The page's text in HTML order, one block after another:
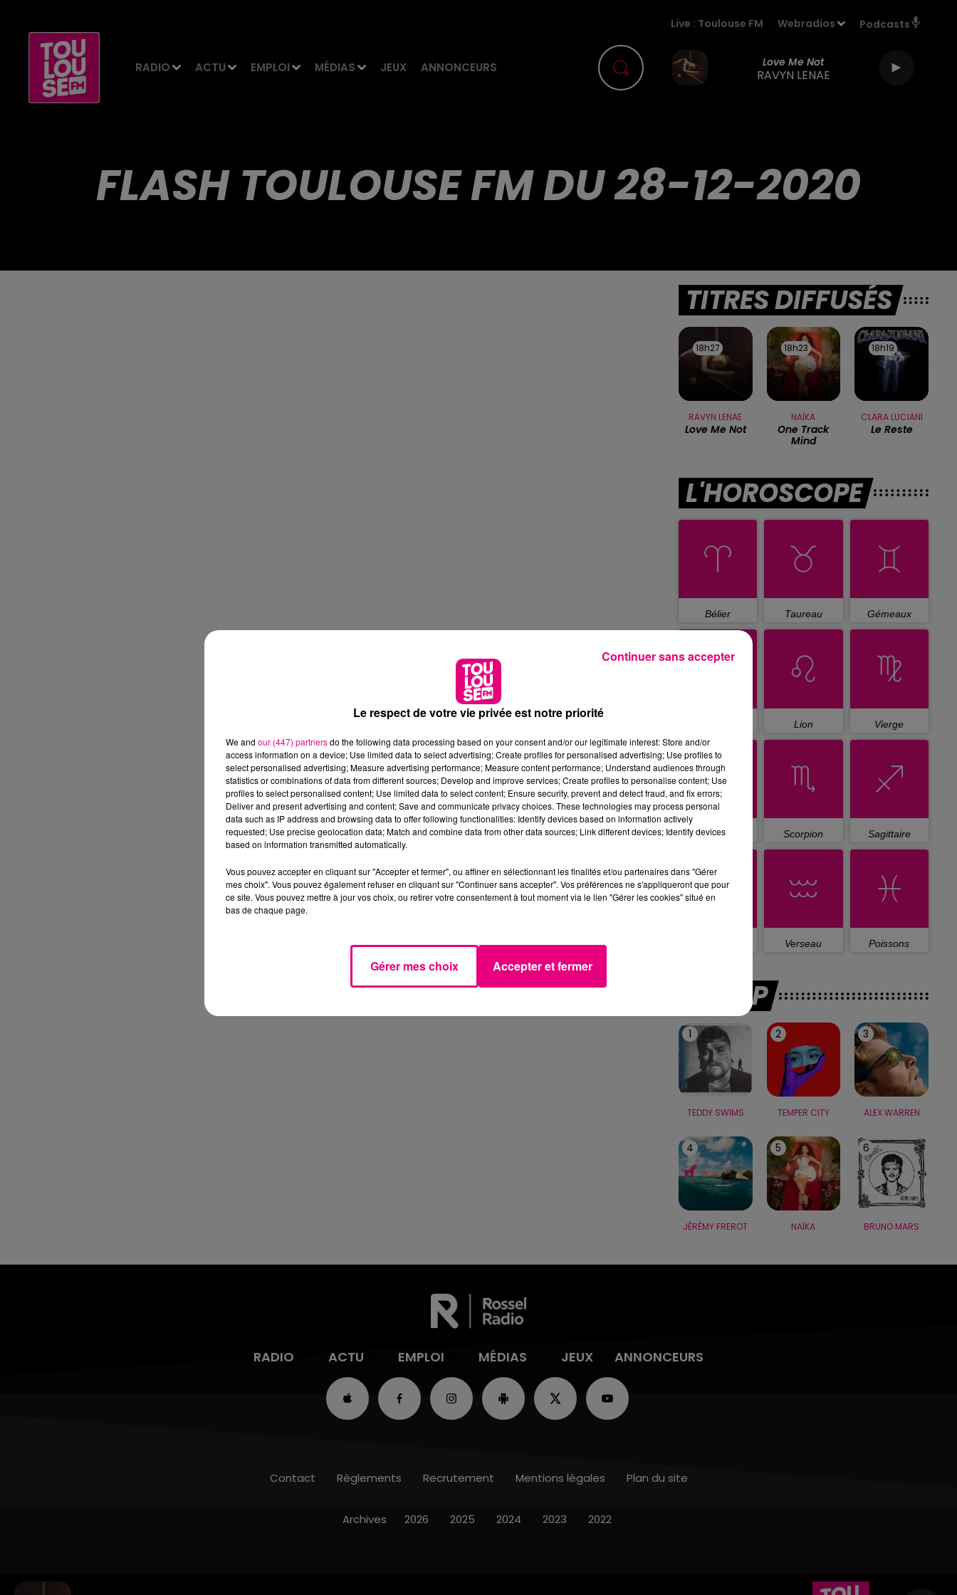
RADIO ACTU EMPLOI MÉDIAS JEUX ANNONCEURS
Live : Toulouse FM Webradios Podcasts
Love Me Not
RAVYN LENAE
FLASH TOULOUSE FM DU 28-12-2020
TITRES DIFFUSÉS
18h27
18h27
RAVYN LENAE
Love Me Not
18h23
18h23
NAÏKA
One Track
Mind
18h19
18h19
CLARA LUCIANI
Le Reste
L'HOROSCOPE
Bélier Taureau Gémeaux
Lion Vierge
Balance Scorpion Sagittaire
Verseau Poissons
LE TOP
1
TEDDY SWIMS
2
TEMPER CITY
3
ALEX WARREN
4
JÉRÉMY FREROT
5
NAÏKA
6
BRUNO MARS
RADIO ACTU EMPLOI MÉDIAS JEUX ANNONCEURS
Contact Règlements Recrutement Mentions légales Plan du site
Archives 2026 2025 2024 2023 2022
Le respect de votre vie privée est notre priorité
We and our (447) partnersdo the following data processing based on your consent and/or our legitimate interest: Store and/or
access information on a device; Use limited data to select advertising; Create profiles for personalised advertising; Use profiles to
select personalised advertising; Measure advertising performance; Measure content performance; Understand audiences through
statistics or combinations of data from different sources; Develop and improve services; Create profiles to personalise content; Use
profiles to select personalised content; Use limited data to select content; Ensure security, prevent and detect fraud, and fix errors;
Deliver and present advertising and content; Save and communicate privacy choices. These technologies may process personal
data such as IP address and browsing data to offer following functionalities: Identify devices based on information actively
requested; Use precise geolocation data; Match and combine data from other data sources; Link different devices; Identify devices
based on information transmitted automatically.
Vous pouvez accepter en cliquant sur "Accepter et fermer", ou affiner en sélectionnant les finalités et/ou partenaires dans "Gérer
mes choix". Vous pouvez également refuser en cliquant sur "Continuer sans accepter". Vos préférences ne s'appliqueront que pour
ce site. Vous pouvez mettre à jour vos choix, ou retirer votre consentement à tout moment via le lien "Gérer les cookies" situé en
bas de chaque page.
Gérer mes choix Accepter et fermer
Continuer sans accepter